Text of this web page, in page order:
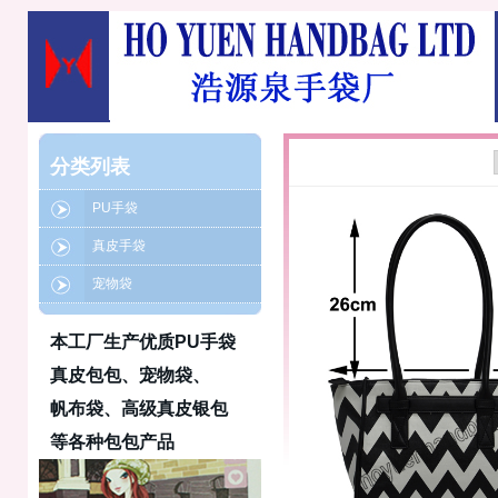
分类列表
PU手袋
真皮手袋
宠物袋
本工厂生产优质PU手袋
真皮包包、宠物袋、
帆布袋、高级真皮银包
等各种包包产品